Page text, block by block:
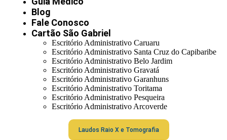
Blog
Fale Conosco
Cartão São Gabriel
Escritório Administrativo Caruaru
Escritório Administrativo Santa Cruz do Capibaribe
Escritório Administrativo Belo Jardim
Escritório Administrativo Gravatá
Escritório Administrativo Garanhuns
Escritório Administrativo Toritama
Escritório Administrativo Pesqueira
Escritório Administrativo Arcoverde
Laudos Raio X e Tomografia